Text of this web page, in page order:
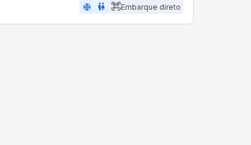
ac_unit wc Embarque direto